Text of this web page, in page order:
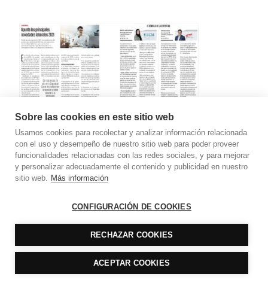
Apunta las principales novedades laborales 2021
Sobre las cookies en este sitio web
Usamos cookies para recolectar y analizar información relacionada
con el uso y desempeño de nuestro sitio web para poder proveer
funcionalidades relacionadas con las redes sociales, y para mejorar
y personalizar adecuadamente el contenido y publicidad en nuestro
sitio web. Más información
CONFIGURACIÓN DE COOKIES
RECHAZAR COOKIES
ACEPTAR COOKIES